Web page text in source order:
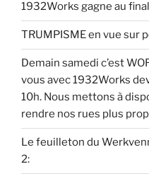
1932Works gagne au
TRUMPISME en vue sur
Demain samedi c’est
vous avec 1932Works
10h. Nous mettons à
rendre nos rues plus
Le feuilleton du
2: